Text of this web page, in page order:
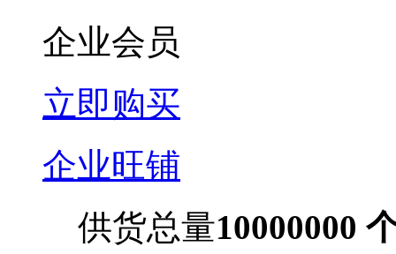
企业会员
立即购买
企业旺铺
供货总量10000000